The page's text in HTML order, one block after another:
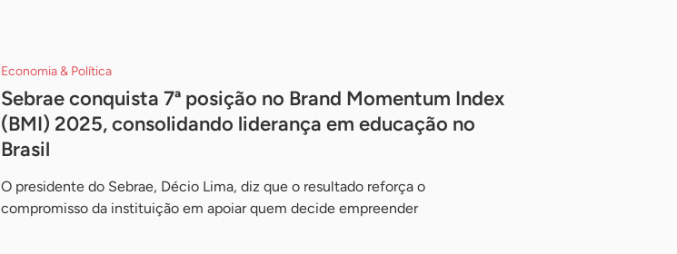
Economia & Política
Sebrae conquista 7ª posição no Brand Momentum Index
(BMI) 2025, consolidando liderança em educação no
Brasil
O presidente do Sebrae, Décio Lima, diz que o resultado reforça o
compromisso da instituição em apoiar quem decide empreender